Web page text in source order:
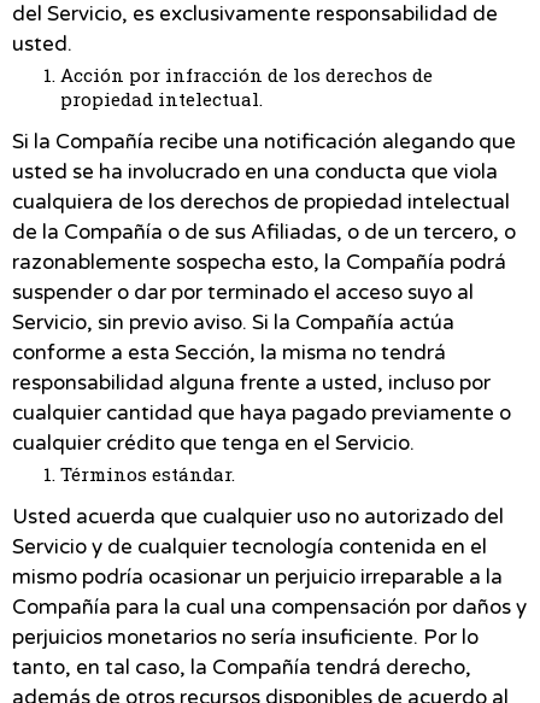
del Servicio, es exclusivamente responsabilidad de
usted.
Acción por infracción de los derechos de
propiedad intelectual.
Si la Compañía recibe una notificación alegando que
usted se ha involucrado en una conducta que viola
cualquiera de los derechos de propiedad intelectual
de la Compañía o de sus Afiliadas, o de un tercero, o
razonablemente sospecha esto, la Compañía podrá
suspender o dar por terminado el acceso suyo al
Servicio, sin previo aviso. Si la Compañía actúa
conforme a esta Sección, la misma no tendrá
responsabilidad alguna frente a usted, incluso por
cualquier cantidad que haya pagado previamente o
cualquier crédito que tenga en el Servicio.
Términos estándar.
Usted acuerda que cualquier uso no autorizado del
Servicio y de cualquier tecnología contenida en el
mismo podría ocasionar un perjuicio irreparable a la
Compañía para la cual una compensación por daños y
perjuicios monetarios no sería insuficiente. Por lo
tanto, en tal caso, la Compañía tendrá derecho,
además de otros recursos disponibles de acuerdo al